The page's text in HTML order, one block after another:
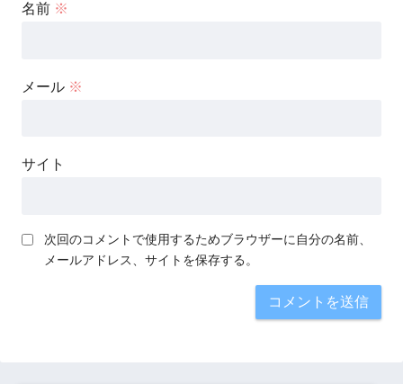
名前 ※
メール ※
サイト
次回のコメントで使用するためブラウザーに自分の名前、
メールアドレス、サイトを保存する。